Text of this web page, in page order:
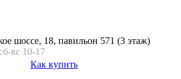
шоссе, 18, павильон 571 (3 этаж)
вс 10-17
Как купить